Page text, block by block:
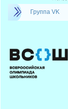
Группа VK